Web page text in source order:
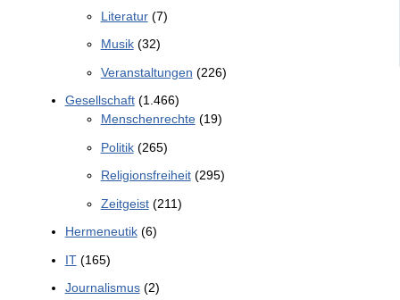
Literatur(7)
Musik(32)
Veranstaltungen (226)
Gesellschaft(1.466)
Menschenrechte(19)
Politik(265)
Religionsfreiheit(295)
Zeitgeist(211)
Hermeneutik(6)
IT(165)
Journalismus(2)